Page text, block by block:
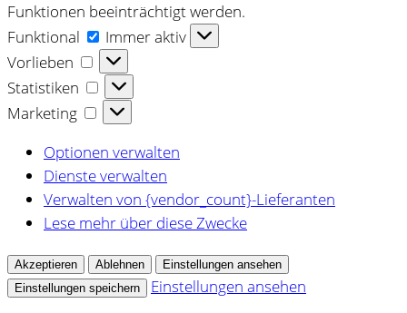
Funktionen beeinträchtigt werden.
Funktional
Funktional
Immer aktiv
Vorlieben
Vorlieben
Statistiken
Statistiken
Marketing
Marketing
Optionen verwalten
Dienste verwalten
Verwalten von {vendor_count}-Lieferanten
Lese mehr über diese Zwecke
Akzeptieren Ablehnen
Einstellungen ansehen
Einstellungen speichern
Einstellungen ansehen